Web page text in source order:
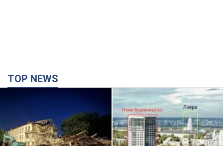
TOP NEWS